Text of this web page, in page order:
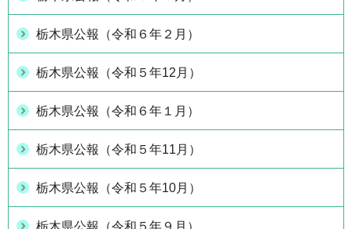
栃木県公報（令和６年２月）
栃木県公報（令和５年12月）
栃木県公報（令和６年１月）
栃木県公報（令和５年11月）
栃木県公報（令和５年10月）
栃木県公報（令和５年９月）